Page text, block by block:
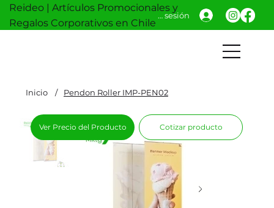
Reideo | Artículos Promocionales y
Regalos Corporativos en Chile
Iniciar sesión
Inicio / Pendon Roller IMP-PEN02
Ver Precio del Producto Cotizar producto